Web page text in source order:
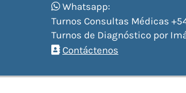
Whatsapp:
Turnos Consultas Médicas
Turnos de Diagnóstico por
Contáctenos